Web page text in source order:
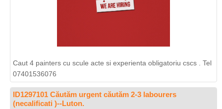
Caut 4 painters cu scule acte si experienta obligatoriu cscs . Tel
07401536076
ID1297101 Căutăm urgent căutăm 2-3 labourers
(necalificati )--Luton.